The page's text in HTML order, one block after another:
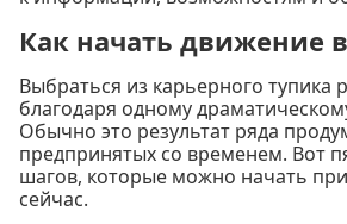
Как начать движение
Выбраться из карьерного тупика
благодаря одному
Обычно это результат ряда
предпринятых со временем. Вот
шагов, которые можно начать
сейчас.